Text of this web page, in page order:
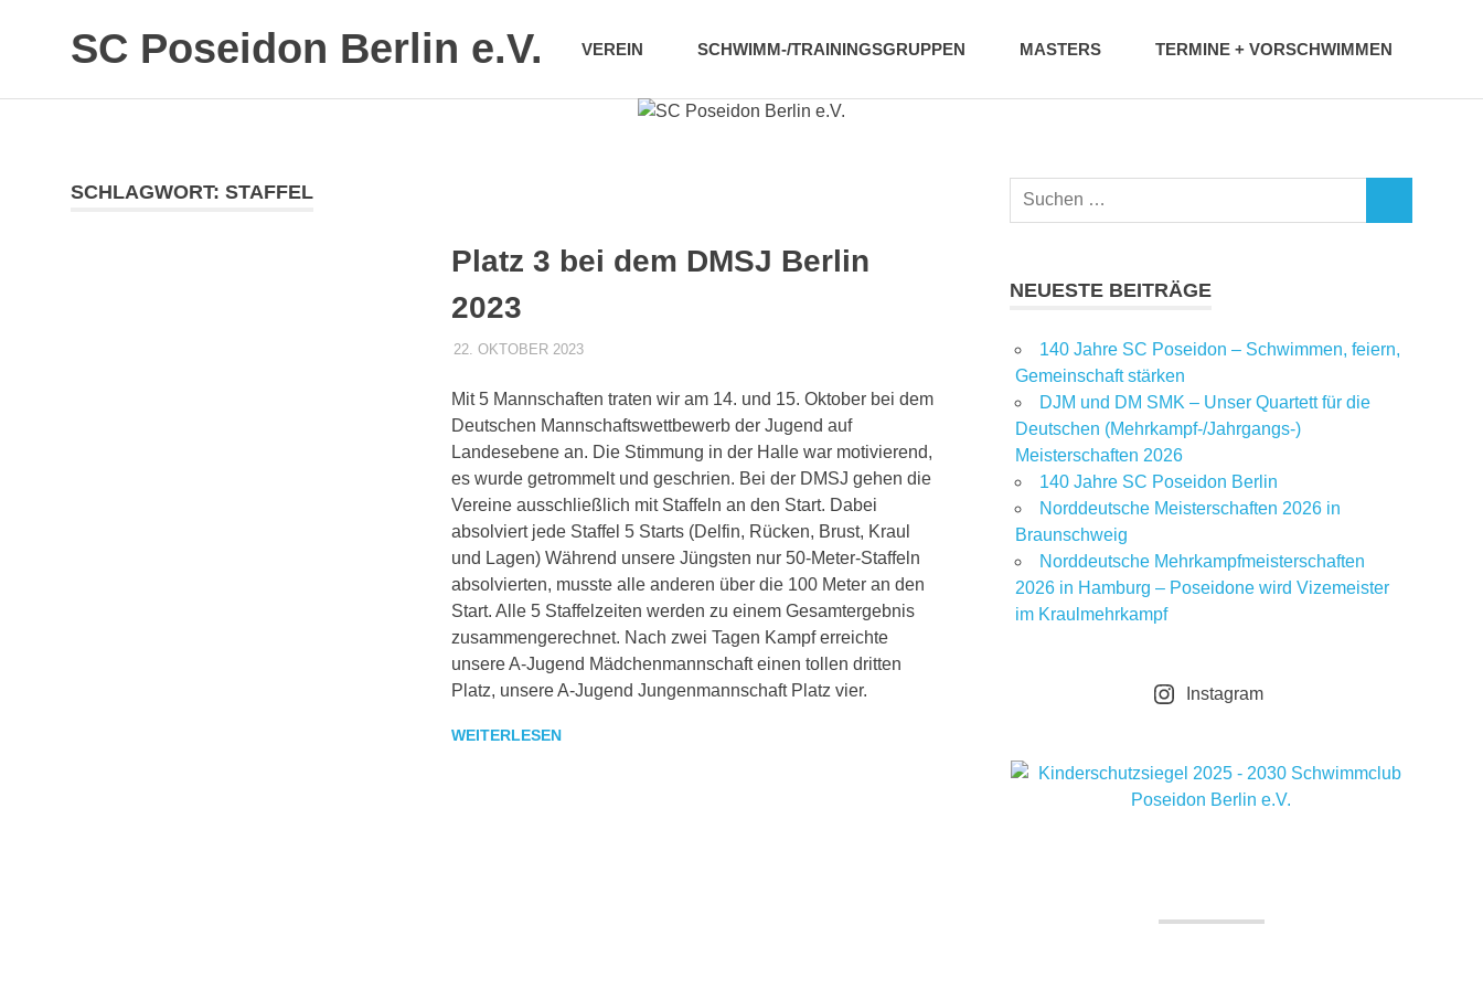
SC Poseidon Berlin e.V. VEREIN SCHWIMM-/TRAININGSGRUPPEN MASTERS TERMINE + VORSCHWIMMEN
SCHLAGWORT: STAFFEL
Platz 3 bei dem DMSJ Berlin
2023
22. OKTOBER 2023
Mit 5 Mannschaften traten wir am 14. und 15. Oktober bei dem
Deutschen Mannschaftswettbewerb der Jugend auf
Landesebene an. Die Stimmung in der Halle war motivierend,
es wurde getrommelt und geschrien. Bei der DMSJ gehen die
Vereine ausschließlich mit Staffeln an den Start. Dabei
absolviert jede Staffel 5 Starts (Delfin, Rücken, Brust, Kraul
und Lagen) Während unsere Jüngsten nur 50-Meter-Staffeln
absolvierten, musste alle anderen über die 100 Meter an den
Start. Alle 5 Staffelzeiten werden zu einem Gesamtergebnis
zusammengerechnet. Nach zwei Tagen Kampf erreichte
unsere A-Jugend Mädchenmannschaft einen tollen dritten
Platz, unsere A-Jugend Jungenmannschaft Platz vier.
WEITERLESEN
NEUESTE BEITRÄGE
140 Jahre SC Poseidon – Schwimmen, feiern,
Gemeinschaft stärken
DJM und DM SMK – Unser Quartett für die
Deutschen (Mehrkampf-/Jahrgangs-)
Meisterschaften 2026
140 Jahre SC Poseidon Berlin
Norddeutsche Meisterschaften 2026 in
Braunschweig
Norddeutsche Mehrkampfmeisterschaften
2026 in Hamburg – Poseidone wird Vizemeister
im Kraulmehrkampf
Instagram